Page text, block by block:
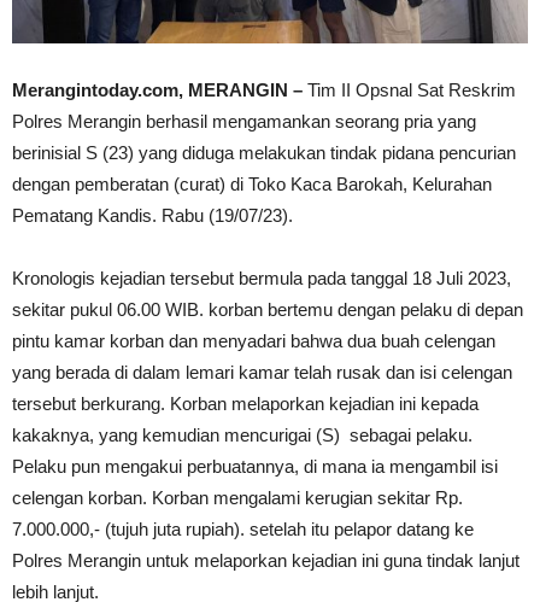
Merangintoday.com, MERANGIN – Tim II Opsnal Sat Reskrim
Polres Merangin berhasil mengamankan seorang pria yang
berinisial S (23) yang diduga melakukan tindak pidana pencurian
dengan pemberatan (curat) di Toko Kaca Barokah, Kelurahan
Pematang Kandis. Rabu (19/07/23).
Kronologis kejadian tersebut bermula pada tanggal 18 Juli 2023,
sekitar pukul 06.00 WIB. korban bertemu dengan pelaku di depan
pintu kamar korban dan menyadari bahwa dua buah celengan
yang berada di dalam lemari kamar telah rusak dan isi celengan
tersebut berkurang. Korban melaporkan kejadian ini kepada
kakaknya, yang kemudian mencurigai (S) sebagai pelaku.
Pelaku pun mengakui perbuatannya, di mana ia mengambil isi
celengan korban. Korban mengalami kerugian sekitar Rp.
7.000.000,- (tujuh juta rupiah). setelah itu pelapor datang ke
Polres Merangin untuk melaporkan kejadian ini guna tindak lanjut
lebih lanjut.